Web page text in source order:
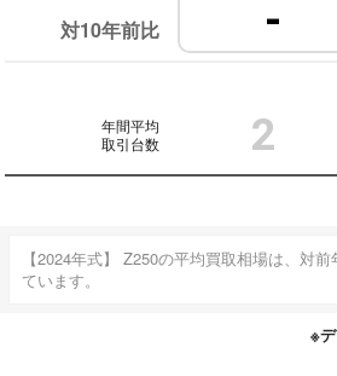
対10年前比 -
年間平均
取引台数
2
【2024年式】 Z250の平均買取相場は、対
ています。
※